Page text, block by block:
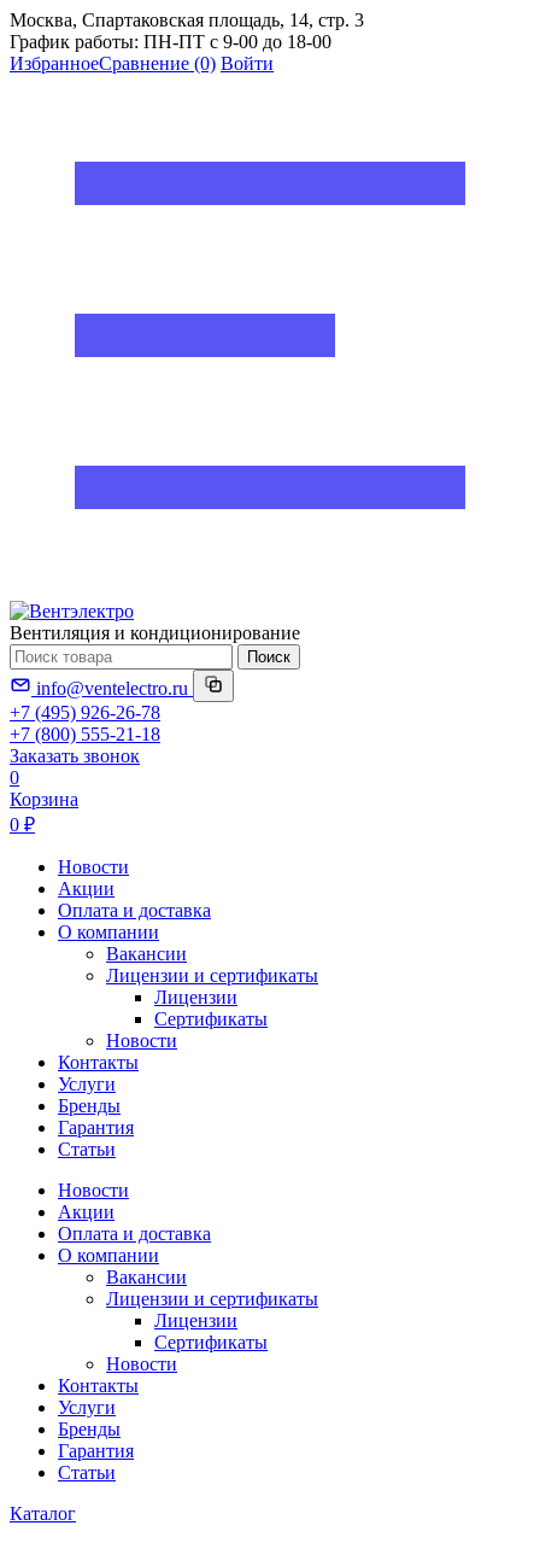
Москва, Спартаковская площадь, 14, стр. 3
График работы: ПН-ПТ с 9-00 до 18-00
ИзбранноеСравнение (0) Войти
Вентиляция и кондиционирование
Поиск
info@ventelectro.ru
+7 (495) 926-26-78
+7 (800) 555-21-18
Заказать звонок
0
Корзина
0 ₽
Новости
Акции
Оплата и доставка
О компании
Вакансии
Лицензии и сертификаты
Лицензии
Сертификаты
Новости
Контакты
Услуги
Бренды
Гарантия
Статьи
Новости
Акции
Оплата и доставка
О компании
Вакансии
Лицензии и сертификаты
Лицензии
Сертификаты
Новости
Контакты
Услуги
Бренды
Гарантия
Статьи
Каталог